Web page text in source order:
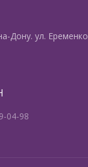
Дону. ул. Еременко
04-98